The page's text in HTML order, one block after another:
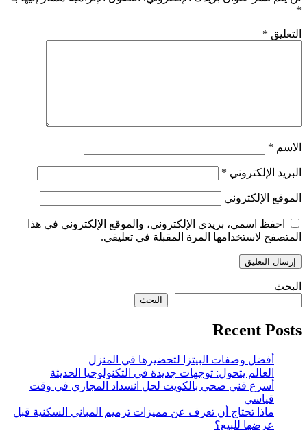
*
التعليق *
الاسم *
البريد الإلكتروني *
الموقع الإلكتروني
احفظ اسمي، بريدي الإلكتروني، والموقع الإلكتروني في هذا
المتصفح لاستخدامها المرة المقبلة في تعليقي.
البحث
البحث
Recent Posts
أفضل وصفات البيتزا لتحضيرها في المنزل
العالم يتحول: توجهات جديدة في التكنولوجيا الحديثة
أسرع فني صحي بالكويت لحل انسداد المجاري في وقت
قياسي
ماذا تحتاج أن تعرف عن مميزات ترميم المباني السكنية قبل
عرضها للبيع؟